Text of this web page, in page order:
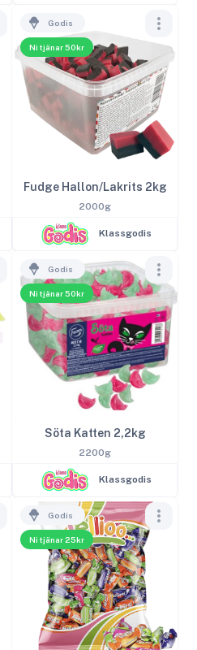
Ni tjänar 50kr
Godis
Fudge Hallon/Lakrits 2kg
2000g
Klassgodis
Ni tjänar 50kr
Godis
Söta Katten 2,2kg
2200g
Klassgodis
Ni tjänar 25kr
Godis